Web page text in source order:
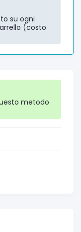
su ogni
(costo
metodo